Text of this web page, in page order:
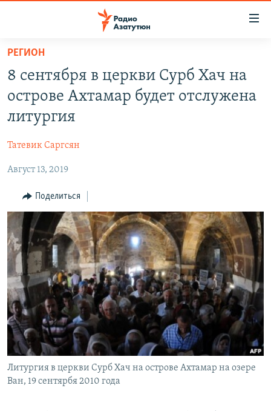
Перейти
основному
содержанию
Перейти
основной
Перейти
поиску
ПОЛИТИКА
ЭКОНОМИКА
РЕГИОН
НАГОРНЫЙ КАРАБАХ
КУЛЬТУРА
СПОРТ
АРХИВ
Հայերեն
English
Русский
Все сайты Радио Азатутюн
РЕГИОН
8 сентября в церкви Сурб Хач на
острове Ахтамар будет отслужена
литургия
Татевик Саргсян
Август 13, 2019
Поделиться
Литургия в церкви Сурб Хач на острове Ахтамар на озере
Ван, 19 сентярбя 2010 года